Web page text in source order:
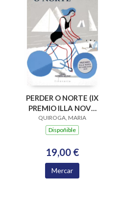
PERDER O NORTE (IX
PREMIO ILLA NOVA
DE NARRATIVA 2025)
QUIROGA, MARIA
Dispoñible
19,00 €
Mercar